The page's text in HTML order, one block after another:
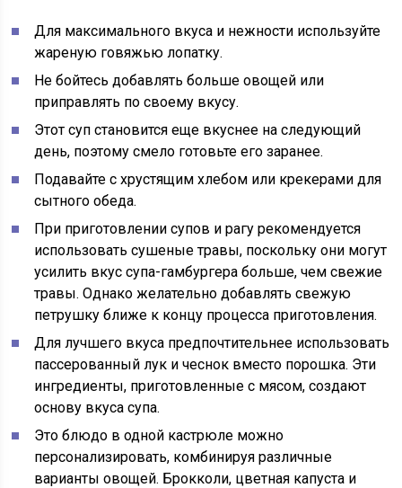
Для максимального вкуса и нежности используйте
жареную говяжью лопатку.
Не бойтесь добавлять больше овощей или
приправлять по своему вкусу.
Этот суп становится еще вкуснее на следующий
день, поэтому смело готовьте его заранее.
Подавайте с хрустящим хлебом или крекерами для
сытного обеда.
При приготовлении супов и рагу рекомендуется
использовать сушеные травы, поскольку они могут
усилить вкус супа-гамбургера больше, чем свежие
травы. Однако желательно добавлять свежую
петрушку ближе к концу процесса приготовления.
Для лучшего вкуса предпочтительнее использовать
пассерованный лук и чеснок вместо порошка. Эти
ингредиенты, приготовленные с мясом, создают
основу вкуса супа.
Это блюдо в одной кастрюле можно
персонализировать, комбинируя различные
варианты овощей. Брокколи, цветная капуста и